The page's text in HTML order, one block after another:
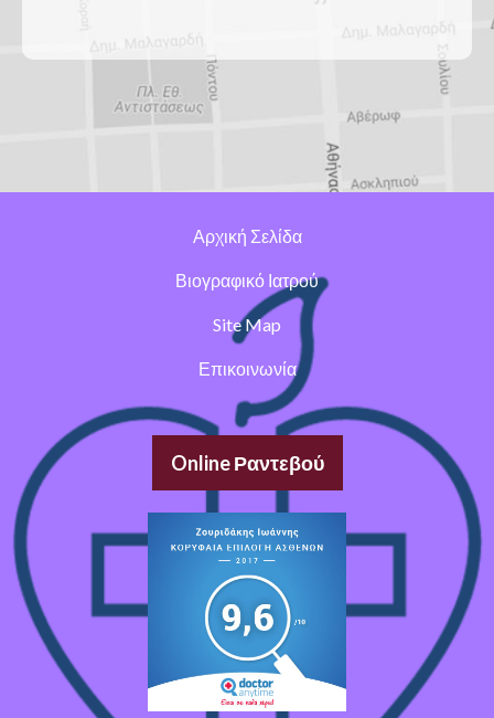
Αρχική Σελίδα
Βιογραφικό Ιατρού
Site Map
Επικοινωνία
Online Ραντεβού